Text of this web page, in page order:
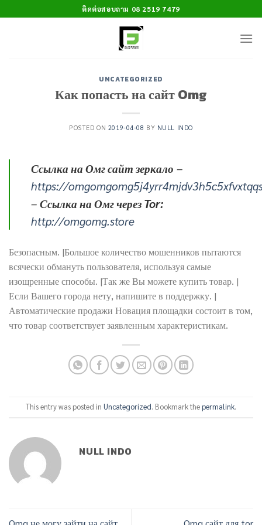
to
ติดต่อสอบถาม 08 2519 7479
UNCATEGORIZED
Как попасть на сайт Omg
POSTED ON 2019-04-08 BY NULL INDO
Ссылка на Омг сайт зеркало –
https://
– Ссылка на Омг через Tor:
http://omgomg.store
Безопасным. |Большое количество мошенников пытаются
всячески обмануть пользователя, используя самые
изощренные способы. |Так же Вы можете купить товар. |
Если Вашего города нету, напишите в поддержку. |
Автоматические продажи Новация площадки состоит в том,
что товар соответствует заявленным характеристикам.
This entry was posted in Uncategorized. Bookmark thepermalink.
NULL INDO